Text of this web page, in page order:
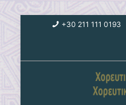
+30 211 111 0193